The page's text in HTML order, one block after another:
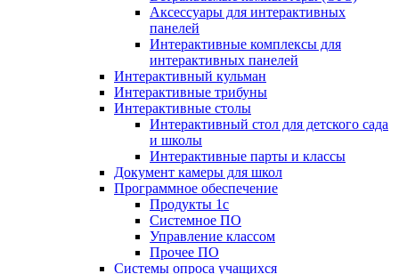
Аксессуары для интерактивных
панелей
Интерактивные комплексы для
интерактивных панелей
Интерактивный кульман
Интерактивные трибуны
Интерактивные столы
Интерактивный стол для детского сада
и школы
Интерактивные парты и классы
Документ камеры для школ
Программное обеспечение
Продукты 1с
Системное ПО
Управление классом
Прочее ПО
Системы опроса учащихся